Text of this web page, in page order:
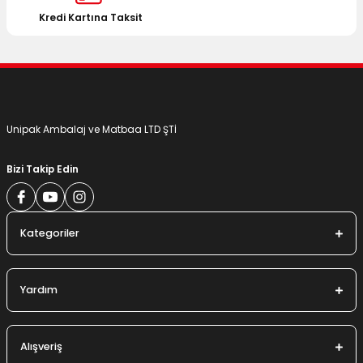
Bu ürüne benzer farklı alternatifler olmalı.
Kredi Kartına Taksit
Unipak Ambalaj ve Matbaa LTD ŞTİ
Bizi Takip Edin
Kategoriler
Yardım
Alışveriş